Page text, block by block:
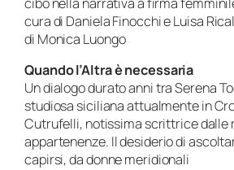
cura di Daniela Finocchi e Luisa
di Monica Luongo
Quando l’Altra è necessaria
Un dialogo durato anni tra Serena
studiosa siciliana attualmente in
Cutrufelli, notissima scrittrice dalle
appartenenze. Il desiderio di
capirsi, da donne meridionali